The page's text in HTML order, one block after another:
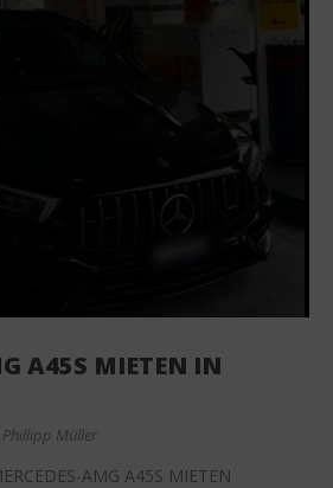
A45S MIETEN IN
Phillipp Müller
AMG A45S MIETEN